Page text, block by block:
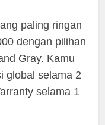
paling ringan
dengan pilihan
Gray. Kamu
global selama 2
selama 1